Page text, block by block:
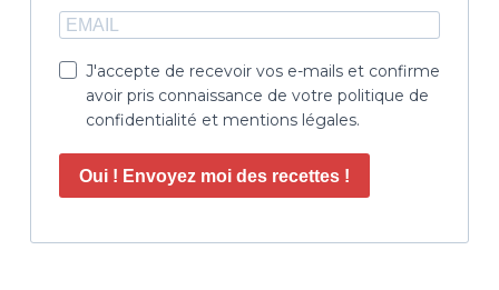
J'accepte de recevoir vos e-mails et confirme
avoir pris connaissance de votre politique de
confidentialité et mentions légales.
Oui ! Envoyez moi des recettes !